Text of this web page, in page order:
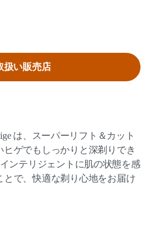
は、スーパーリフト＆カット
ゲでもしっかりと深剃りでき
ンテリジェントに肌の状態を感
とで、快適な剃り心地をお届け
扱い販売店